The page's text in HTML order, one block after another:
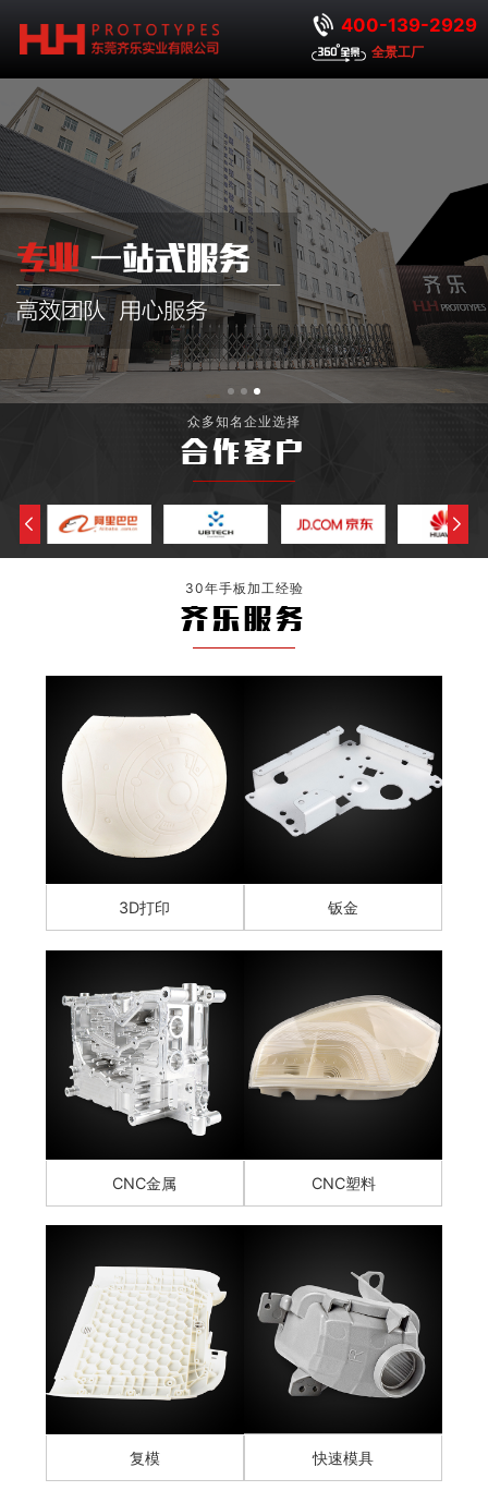
400-139-2929
全景工厂
众多知名企业选择
合作客户
30年手板加工经验
齐乐服务
3D打印 钣金
CNC金属 CNC塑料
复模 快速模具